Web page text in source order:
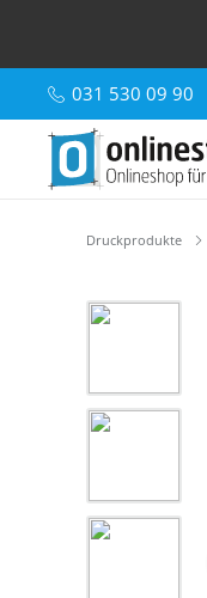
031 530 09 90
Druckprodukte
Bildergalerie